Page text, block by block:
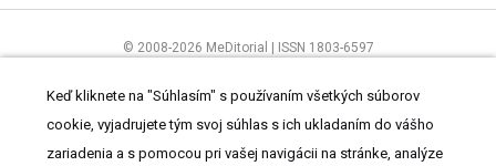
© 2008-2026 MeDitorial | ISSN 1803-6597
ČítajteprehlásenieaZásady spracovania osobných údajov
Keď kliknete na "Súhlasím" s používaním všetkých súborov
cookie, vyjadrujete tým svoj súhlas s ich ukladaním do vášho
zariadenia a s pomocou pri vašej navigácii na stránke, analýze